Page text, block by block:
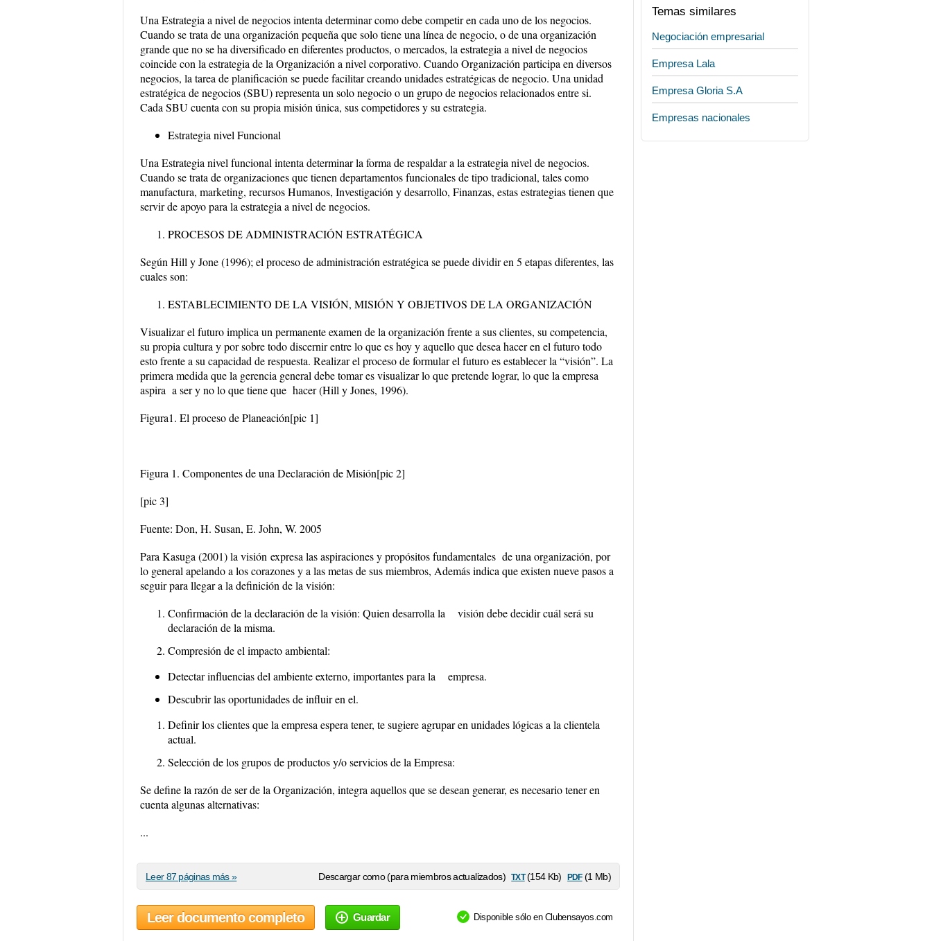
Una Estrategia a nivel de negocios intenta determinar como debe competir en cada uno de los negocios.
Cuando se trata de una organización pequeña que solo tiene una línea de negocio, o de una organización
grande que no se ha diversificado en diferentes productos, o mercados, la estrategia a nivel de negocios
coincide con la estrategia de la Organización a nivel corporativo. Cuando Organización participa en diversos
negocios, la tarea de planificación se puede facilitar creando unidades estratégicas de negocio. Una unidad
estratégica de negocios (SBU) representa un solo negocio o un grupo de negocios relacionados entre si.
Cada SBU cuenta con su propia misión única, sus competidores y su estrategia.
Estrategia nivel Funcional
Una Estrategia nivel funcional intenta determinar la forma de respaldar a la estrategia nivel de negocios.
Cuando se trata de organizaciones que tienen departamentos funcionales de tipo tradicional, tales como
manufactura, marketing, recursos Humanos, Investigación y desarrollo, Finanzas, estas estrategias tienen que
servir de apoyo para la estrategia a nivel de negocios.
PROCESOS DE ADMINISTRACIÓN ESTRATÉGICA
Según Hill y Jone (1996); el proceso de administración estratégica se puede dividir en 5 etapas diferentes, las
cuales son:
ESTABLECIMIENTO DE LA VISIÓN, MISIÓN Y OBJETIVOS DE LA ORGANIZACIÓN
Visualizar el futuro implica un permanente examen de la organización frente a sus clientes, su competencia,
su propia cultura y por sobre todo discernir entre lo que es hoy y aquello que desea hacer en el futuro todo
esto frente a su capacidad de respuesta. Realizar el proceso de formular el futuro es establecer la “visión”. La
primera medida que la gerencia general debe tomar es visualizar lo que pretende lograr, lo que la empresa
aspira a ser y no lo que tiene que hacer (Hill y Jones, 1996).
Figura1. El proceso de Planeación[pic 1]
Figura 1. Componentes de una Declaración de Misión[pic 2]
[pic 3]
Fuente: Don, H. Susan, E. John, W. 2005
Para Kasuga (2001)la visión expresa las aspiraciones y propósitos fundamentales de una organización, por
lo general apelando a los corazones y a las metas de sus miembros, Además indica que existen nueve pasos a
seguir para llegar a la definición de la visión:
Confirmación de la declaración de la visión: Quien desarrolla la visión debe decidir cuál será su
declaración de la misma.
Compresión de el impacto ambiental:
Detectar influencias del ambiente externo, importantes para la empresa.
Descubrir las oportunidades de influir en el.
Definir los clientes que la empresa espera tener, te sugiere agrupar en unidades lógicas a la clientela
actual.
Selección de los grupos de productos y/o servicios de la Empresa:
Se define la razón de ser de la Organización, integra aquellos que se desean generar, es necesario tener en
cuenta algunas alternativas:
...
Descargar como (para miembros actualizados) txt(154 Kb) pdf(1 Mb)
Leer 87 páginas más »
Leer documento completo Guardar Disponible sólo en Clubensayos.com
Temas similares
Negociación empresarial
Empresa Lala
Empresa Gloria S.A
Empresas nacionales